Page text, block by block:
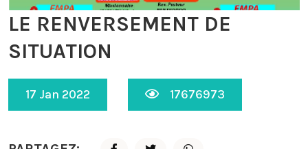
LE RENVERSEMENT DE
SITUATION
17 Jan 2022 17676973